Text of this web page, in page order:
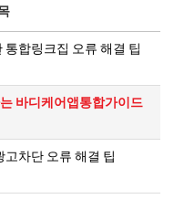
합링크집 오류 해결 팁
바디케어앱통합가이드
차단 오류 해결 팁